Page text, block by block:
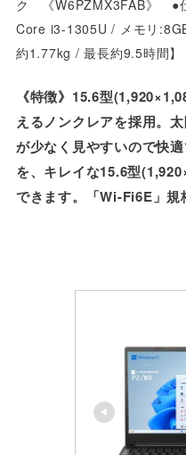
ク 《W6PZMX3FAB》 ●
Core i3-1305U / メモリ
約1.77kg / 最長約9.5時間】
《特徴》15.6型
えるノンクレアを採用。
が少なく見やすいので快
を、キレイな15.6型
できます。「Wi-Fi6E」規